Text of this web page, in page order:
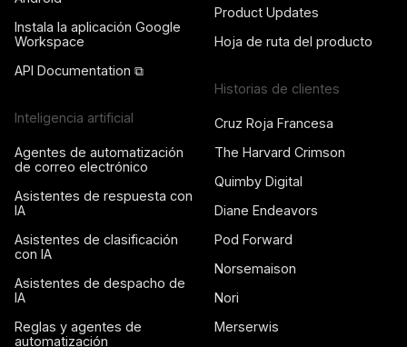
Instala la aplicación Google
Workspace
API Documentation ⧉
Inteligencia artificial
Agentes de automatización
de correo electrónico
Asistentes de respuesta con
IA
Asistentes de clasificación
con IA
Asistentes de despacho de
IA
Reglas y agentes de
automatización
Product Updates
Hoja de ruta del producto
Historias de clientes
Cruz Roja Francesa
The Harvard Crimson
Quimby Digital
Diane Endeavors
Pod Forward
Norsemaison
Nori
Merserwis